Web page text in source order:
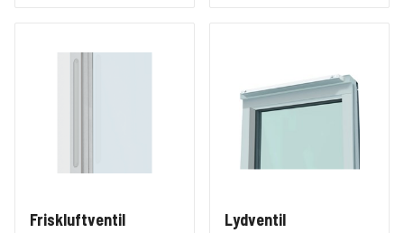
Friskluftventil Lydventil